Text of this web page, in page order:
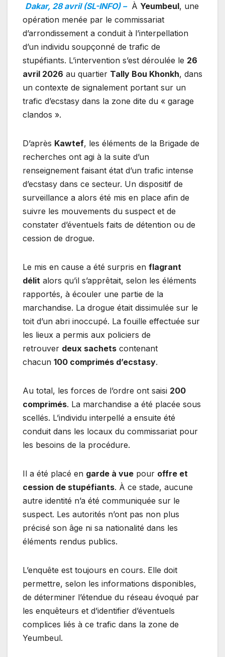
Dakar, 28 avril (SL-INFO) – À Yeumbeul, une
opération menée par le commissariat
d’arrondissement a conduit à l’interpellation
d’un individu soupçonné de trafic de
stupéfiants. L’intervention s’est déroulée le 26
avril 2026 au quartier Tally Bou Khonkh, dans
un contexte de signalement portant sur un
trafic d’ecstasy dans la zone dite du « garage
clandos ».
D’après Kawtef, les éléments de la Brigade de
recherches ont agi à la suite d’un
renseignement faisant état d’un trafic intense
d’ecstasy dans ce secteur. Un dispositif de
surveillance a alors été mis en place afin de
suivre les mouvements du suspect et de
constater d’éventuels faits de détention ou de
cession de drogue.
Le mis en cause a été surpris en flagrant
délit alors qu’il s’apprêtait, selon les éléments
rapportés, à écouler une partie de la
marchandise. La drogue était dissimulée sur le
toit d’un abri inoccupé. La fouille effectuée sur
les lieux a permis aux policiers de
retrouver deux sachets contenant
chacun 100 comprimés d’ecstasy.
Au total, les forces de l’ordre ont saisi 200
comprimés. La marchandise a été placée sous
scellés. L’individu interpellé a ensuite été
conduit dans les locaux du commissariat pour
les besoins de la procédure.
Il a été placé en garde à vue pour offre et
cession de stupéfiants. À ce stade, aucune
autre identité n’a été communiquée sur le
suspect. Les autorités n’ont pas non plus
précisé son âge ni sa nationalité dans les
éléments rendus publics.
L’enquête est toujours en cours. Elle doit
permettre, selon les informations disponibles,
de déterminer l’étendue du réseau évoqué par
les enquêteurs et d’identifier d’éventuels
complices liés à ce trafic dans la zone de
Yeumbeul.